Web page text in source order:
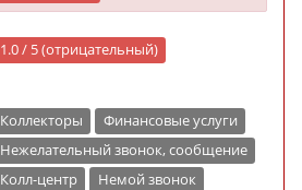
1.0 / 5 (отрицательный)
Коллекторы
Финансовые услуги
Нежелательный звонок, сообщение
Колл-центр
Немой звонок